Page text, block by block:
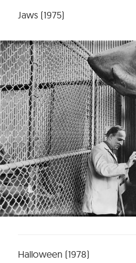
Jaws (1975)
Halloween (1978)